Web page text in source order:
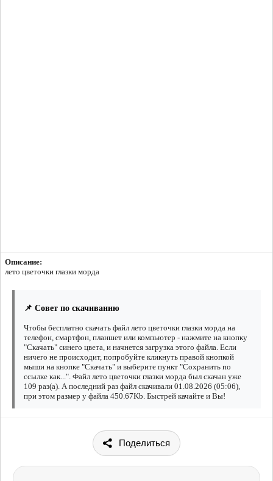
Описание:
лето цветочки глазки морда
📌 Совет по скачиванию
Чтобы бесплатно скачать файл лето цветочки глазки морда на
телефон, смартфон, планшет или компьютер - нажмите на кнопку
"Скачать" синего цвета, и начнется загрузка этого файла. Если
ничего не происходит, попробуйте кликнуть правой кнопкой
мыши на кнопке "Скачать" и выберите пункт "Сохранить по
ссылке как...". Файл лето цветочки глазки морда был скачан уже
109 раз(а). А последний раз файл скачивали 01.08.2026 (05:06),
при этом размер у файла 450.67Kb. Быстрей качайте и Вы!
Поделиться